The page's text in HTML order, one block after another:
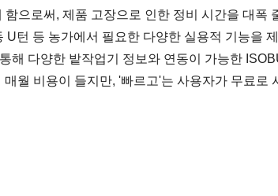
으로써, 제품 고장으로 인한 정비 시간을 대폭
턴 등 농가에서 필요한 다양한 실용적 기능을
해 다양한 밭작업기 정보와 연동이 가능한
월 비용이 들지만, '빠르고'는 사용자가 무료로